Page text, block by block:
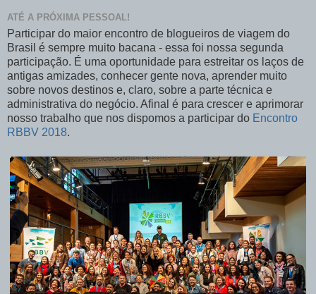
ATÉ A PRÓXIMA PESSOAL!
Participar do maior encontro de blogueiros de viagem do
Brasil é sempre muito bacana - essa foi nossa segunda
participação. É uma oportunidade para estreitar os laços de
antigas amizades, conhecer gente nova, aprender muito
sobre novos destinos e, claro, sobre a parte técnica e
administrativa do negócio. Afinal é para crescer e aprimorar
nosso trabalho que nos dispomos a participar do Encontro
RBBV 2018.